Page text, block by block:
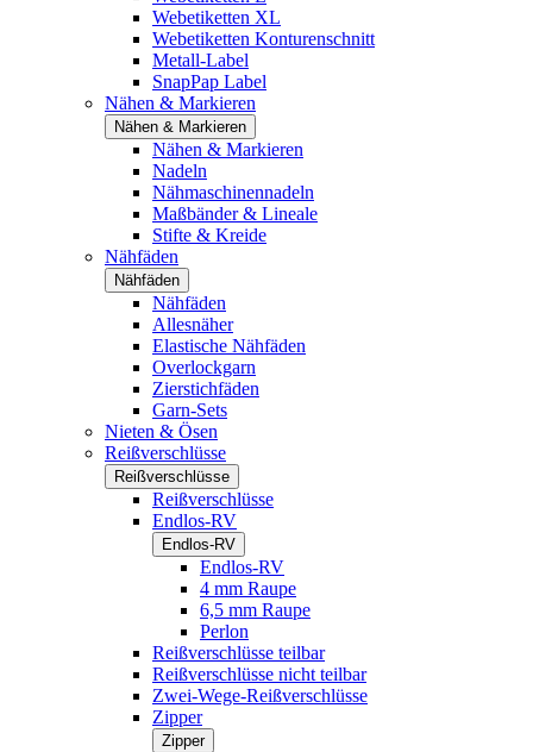
Webetiketten XL
Webetiketten Konturenschnitt
Metall-Label
SnapPap Label
Nähen & Markieren
Nähen & Markieren
Nähen & Markieren
Nadeln
Nähmaschinennadeln
Maßbänder & Lineale
Stifte & Kreide
Nähfäden
Nähfäden
Nähfäden
Allesnäher
Elastische Nähfäden
Overlockgarn
Zierstichfäden
Garn-Sets
Nieten & Ösen
Reißverschlüsse
Reißverschlüsse
Reißverschlüsse
Endlos-RV
Endlos-RV
Endlos-RV
4 mm Raupe
6,5 mm Raupe
Perlon
Reißverschlüsse teilbar
Reißverschlüsse nicht teilbar
Zwei-Wege-Reißverschlüsse
Zipper
Zipper